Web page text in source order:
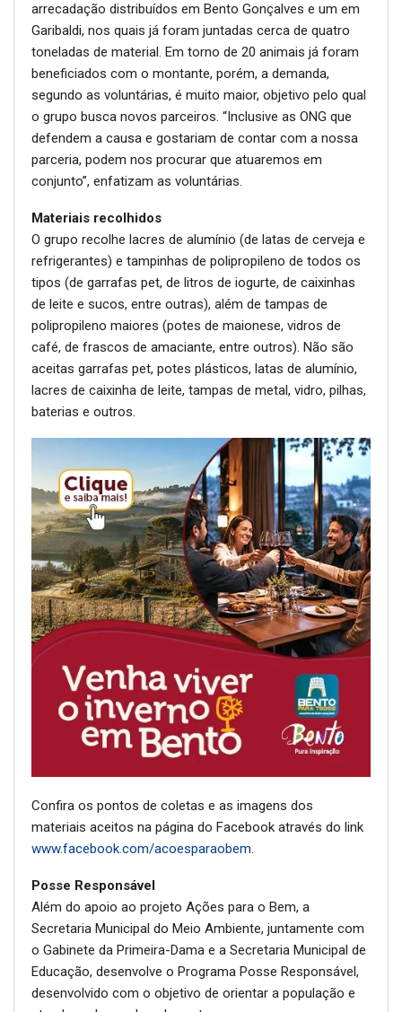
arrecadação distribuídos em Bento Gonçalves e um em
Garibaldi, nos quais já foram juntadas cerca de quatro
toneladas de material. Em torno de 20 animais já foram
beneficiados com o montante, porém, a demanda,
segundo as voluntárias, é muito maior, objetivo pelo qual
o grupo busca novos parceiros. “Inclusive as ONG que
defendem a causa e gostariam de contar com a nossa
parceria, podem nos procurar que atuaremos em
conjunto”, enfatizam as voluntárias.
Materiais recolhidos
O grupo recolhe lacres de alumínio (de latas de cerveja e
refrigerantes) e tampinhas de polipropileno de todos os
tipos (de garrafas pet, de litros de iogurte, de caixinhas
de leite e sucos, entre outras), além de tampas de
polipropileno maiores (potes de maionese, vidros de
café, de frascos de amaciante, entre outros). Não são
aceitas garrafas pet, potes plásticos, latas de alumínio,
lacres de caixinha de leite, tampas de metal, vidro, pilhas,
baterias e outros.
Confira os pontos de coletas e as imagens dos
materiais aceitos na página do Facebook através do link
www.facebook.com/acoesparaobem.
Posse Responsável
Além do apoio ao projeto Ações para o Bem, a
Secretaria Municipal do Meio Ambiente, juntamente com
o Gabinete da Primeira-Dama e a Secretaria Municipal de
Educação, desenvolve o Programa Posse Responsável,
desenvolvido com o objetivo de orientar a população e